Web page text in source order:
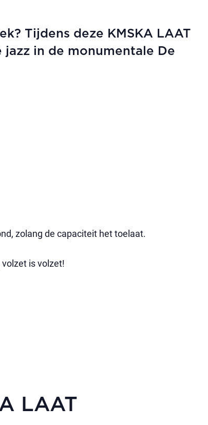
Tijdens deze KMSKA LAAT
in de monumentale De
zolang de capaciteit het toelaat.
is volzet!
LAAT